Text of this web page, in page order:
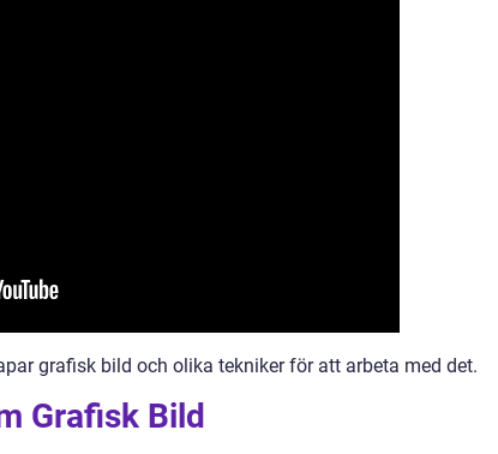
grafisk bild och olika tekniker för att arbeta med det.
Grafisk Bild